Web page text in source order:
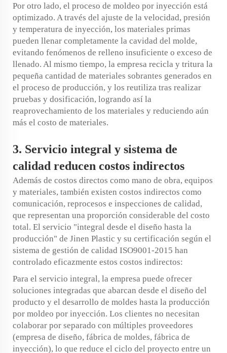
Por otro lado, el proceso de moldeo por inyección está
optimizado. A través del ajuste de la velocidad, presión
y temperatura de inyección, los materiales primas
pueden llenar completamente la cavidad del molde,
evitando fenómenos de relleno insuficiente o exceso de
llenado. Al mismo tiempo, la empresa recicla y tritura la
pequeña cantidad de materiales sobrantes generados en
el proceso de producción, y los reutiliza tras realizar
pruebas y dosificación, logrando así la
reaprovechamiento de los materiales y reduciendo aún
más el costo de materiales.
3. Servicio integral y sistema de
calidad reducen costos indirectos
Además de costos directos como mano de obra, equipos
y materiales, también existen costos indirectos como
comunicación, reprocesos e inspecciones de calidad,
que representan una proporción considerable del costo
total. El servicio "integral desde el diseño hasta la
producción" de Jinen Plastic y su certificación según el
sistema de gestión de calidad ISO9001-2015 han
controlado eficazmente estos costos indirectos:
Para el servicio integral, la empresa puede ofrecer
soluciones integradas que abarcan desde el diseño del
producto y el desarrollo de moldes hasta la producción
por moldeo por inyección. Los clientes no necesitan
colaborar por separado con múltiples proveedores
(empresa de diseño, fábrica de moldes, fábrica de
inyección), lo que reduce el ciclo del proyecto entre un